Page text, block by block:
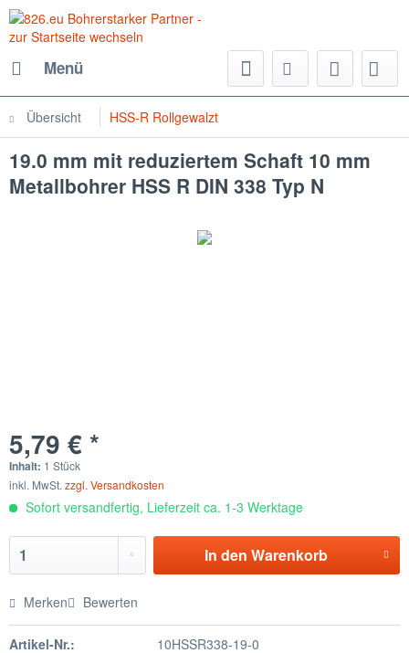
Menü
Übersicht HSS-R Rollgewalzt
19.0 mm mit reduziertem Schaft 10 mm
Metallbohrer HSS R DIN 338 Typ N
5,79 € *
Inhalt: 1 Stück
inkl. MwSt. zzgl. Versandkosten
Sofort versandfertig, Lieferzeit ca. 1-3 Werktage
In den Warenkorb
Merken Bewerten
Artikel-Nr.:
10HSSR338-19-0